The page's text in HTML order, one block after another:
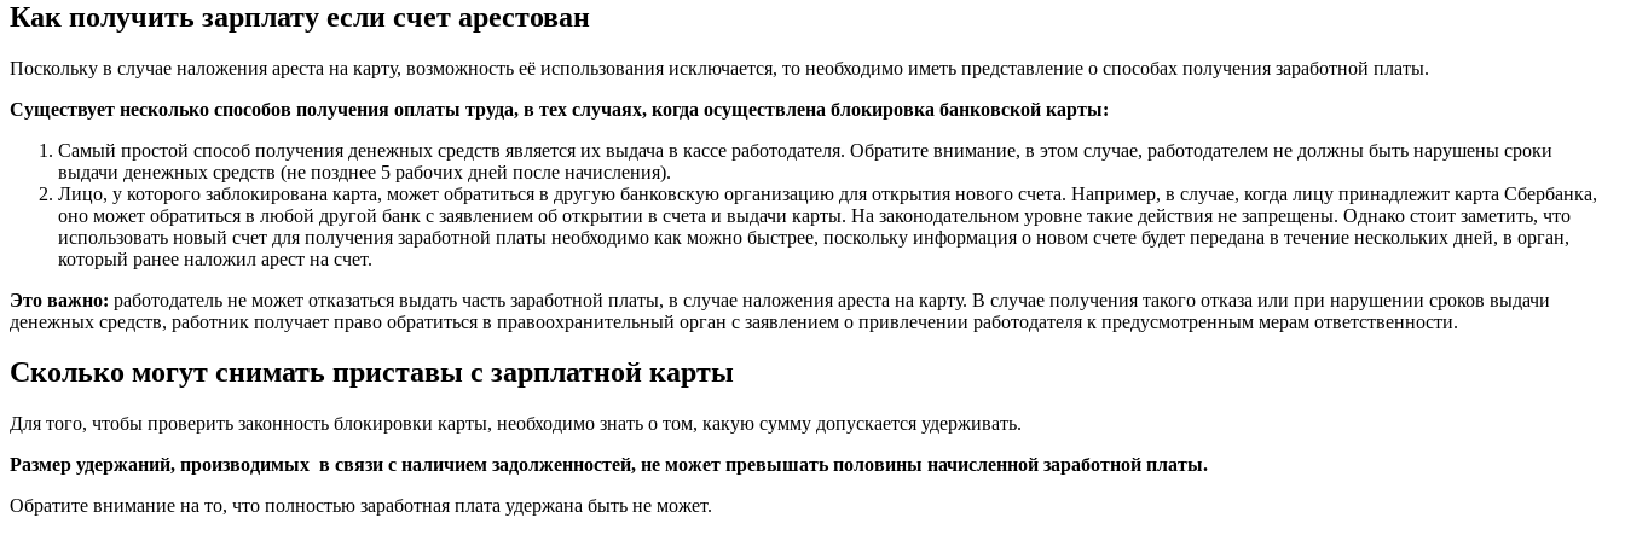
Как получить зарплату если счет арестован
Поскольку в случае наложения ареста на карту, возможность её использования исключается, то необходимо иметь представление о способах получения заработной платы.
Существует несколько способов получения оплаты труда, в тех случаях, когда осуществлена блокировка банковской карты:
Самый простой способ получения денежных средств является их выдача в кассе работодателя. Обратите внимание, в этом случае, работодателем не должны быть нарушены сроки
выдачи денежных средств (не позднее 5 рабочих дней после начисления).
Лицо, у которого заблокирована карта, может обратиться в другую банковскую организацию для открытия нового счета. Например, в случае, когда лицу принадлежит карта Сбербанка,
оно может обратиться в любой другой банк с заявлением об открытии в счета и выдачи карты. На законодательном уровне такие действия не запрещены. Однако стоит заметить, что
использовать новый счет для получения заработной платы необходимо как можно быстрее, поскольку информация о новом счете будет передана в течение нескольких дней, в орган,
который ранее наложил арест на счет.
Это важно: работодатель не может отказаться выдать часть заработной платы, в случае наложения ареста на карту. В случае получения такого отказа или при нарушении сроков выдачи
денежных средств, работник получает право обратиться в правоохранительный орган с заявлением о привлечении работодателя к предусмотренным мерам ответственности.
Сколько могут снимать приставы с зарплатной карты
Для того, чтобы проверить законность блокировки карты, необходимо знать о том, какую сумму допускается удерживать.
Размер удержаний, производимых в связи с наличием задолженностей, не может превышать половины начисленной заработной платы.
Обратите внимание на то, что полностью заработная плата удержана быть не может.